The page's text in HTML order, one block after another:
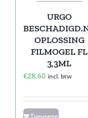
URGO
OPLOSSING
FILMOGEL FL
3,3ML
€28,60 incl. btw
Toevoegen